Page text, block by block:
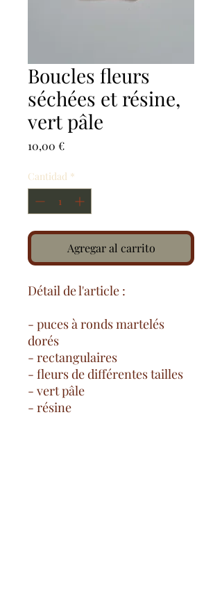
Boucles fleurs
séchées et résine,
vert pâle
10,00 €Precio
Cantidad *
Agregar al carrito
Détail de l'article :
- puces à ronds martelés
dorés
- rectangulaires
- fleurs de différentes tailles
- vert pâle
- résine